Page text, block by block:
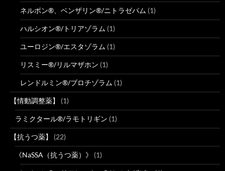
ネルボン®、ベンザリン®/ニトラゼパム (1)
ハルシオン®/トリアゾラム (1)
ユーロジン®/エスタゾラム (1)
リスミー®/リルマザホン (1)
レンドルミン®/ブロチゾラム (1)
【情動調整薬】 (1)
ラミクタール®/ラモトリギン (1)
【抗うつ薬】 (22)
《NaSSA（抗うつ薬）》 (1)